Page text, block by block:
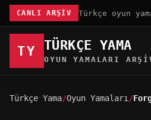
CANLI ARŞIV Türkçe oyun
TY TÜRKÇE YAMA
OYUN YAMALARI
Türkçe Yama Oyun Yamaları